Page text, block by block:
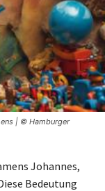
| © Hamburger
Johannes,
Bedeutung